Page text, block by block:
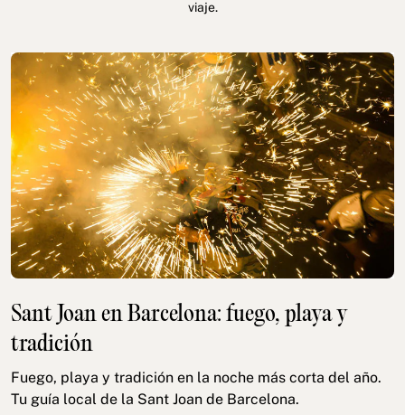
viaje.
Sant Joan en Barcelona: fuego, playa y
tradición
Fuego, playa y tradición en la noche más corta del año.
Tu guía local de la Sant Joan de Barcelona.